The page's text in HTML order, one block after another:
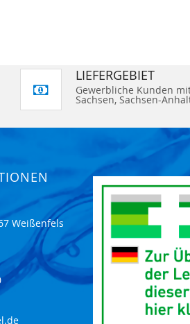
LIEFERGEBIET
Gewerbliche Kunden
Sachsen, Sachsen-
Weißenfels